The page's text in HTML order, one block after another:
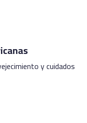
y cuidados